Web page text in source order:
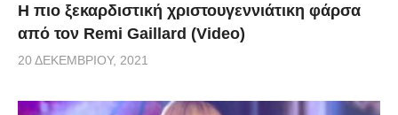
Η πιο ξεκαρδιστική χριστουγεννιάτικη φάρσα
από τον Remi Gaillard (Video)
20 ΔΕΚΕΜΒΡΊΟΥ, 2021